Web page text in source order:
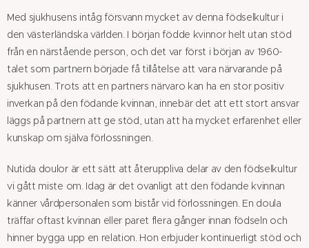
Med sjukhusens intåg försvann mycket av denna födselkultur i
den västerländska världen. I början födde kvinnor helt utan stöd
från en närstående person, och det var först i början av 1960-
talet som partnern började få tillåtelse att vara närvarande på
sjukhusen. Trots att en partners närvaro kan ha en stor positiv
inverkan på den födande kvinnan, innebär det att ett stort ansvar
läggs på partnern att ge stöd, utan att ha mycket erfarenhet eller
kunskap om själva förlossningen.
Nutida doulor är ett sätt att återuppliva delar av den födselkultur
vi gått miste om. Idag är det ovanligt att den födande kvinnan
känner vårdpersonalen som bistår vid förlossningen. En doula
träffar oftast kvinnan eller paret flera gånger innan födseln och
hinner bygga upp en relation. Hon erbjuder kontinuerligt stöd och